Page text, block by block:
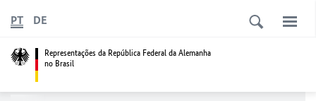
Representações da República Federal da Alemanha
no Brasil
PT DE